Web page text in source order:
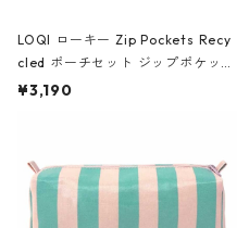
LOQI ローキー Zip Pockets Recy
cled ポーチセット ジップポケット
ファスナーポーチ 撥水加工 トラベ
ーガンディー、オフホワイト
¥3,190